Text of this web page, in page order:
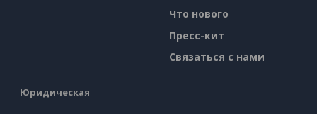
Что нового
Пресс-кит
Связаться с нами
Юридическая